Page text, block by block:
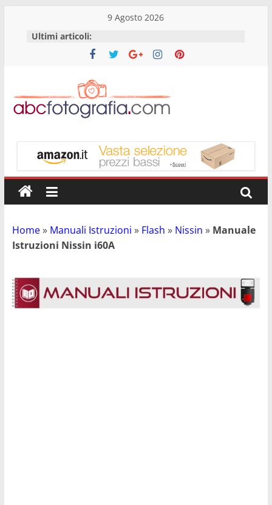
9 Agosto 2026
Ultimi articoli:
Abc
Fotografia
Fotografia,
guide
acquisto
e
accessori
Home» Manuali Istruzioni » Flash » Nissin » Manuale
Istruzioni Nissin i60A